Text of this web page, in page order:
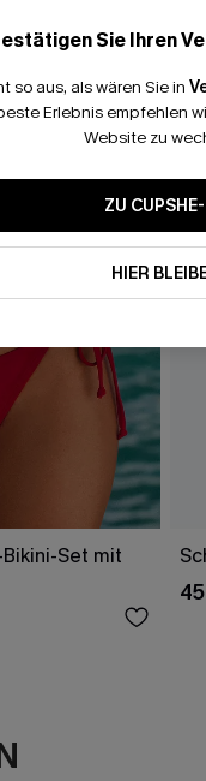
Set mit
Sie Ihren
so aus, als wären Sie in
Erlebnis empfehlen
Website zu
ZU
HIER